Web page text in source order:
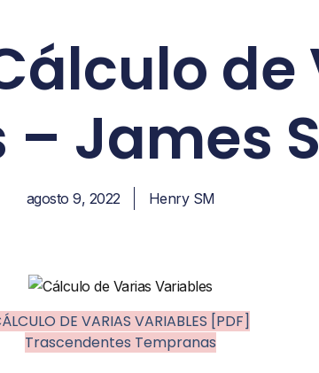
James
agosto 9, 2022 Henry SM
DE VARIAS VARIABLES [PDF]
Trascendentes Tempranas